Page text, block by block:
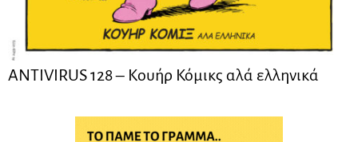
ANTIVIRUS 128 – Kουήρ Κόμικς αλά ελληνικά